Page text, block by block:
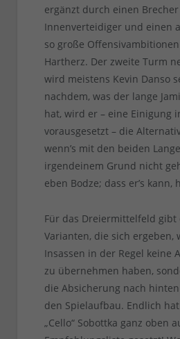
ergänzt durch einen
Innenverteidiger und einen
so große
Hartherz. Der zweite Turm
wird meistens Kevin Danso
nachdem, was der lange
hat, wird er – eine Einigung
vorausgesetzt – die
wenn’s mit den beiden
irgendeinem Grund nicht
eben Bodze; dass er’s kann,
Für das Dreiermittelfeld gibt
Varianten, die sich ergeben,
Insassen in der Regel keine
zu übernehmen haben,
die Absicherung nach
den Spielaufbau. Endlich
„Cello“ Sobottka ganz oben